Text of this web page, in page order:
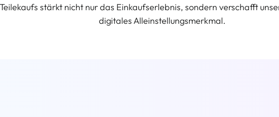
stärkt nicht nur das Einkaufserlebnis, sondern verschafft
digitales Alleinstellungsmerkmal.